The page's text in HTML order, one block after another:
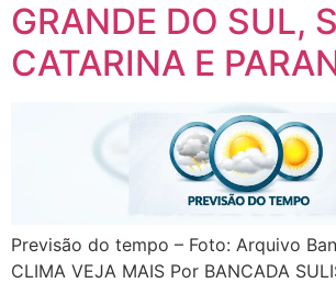
GRANDE DO SUL,
CATARINA E
Previsão do tempo – Foto: Arquivo
CLIMA VEJA MAIS Por BANCADA